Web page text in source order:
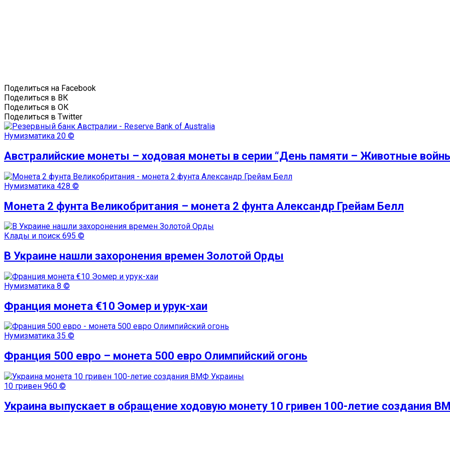
Поделиться на Facebook
Поделиться в ВК
Поделиться в ОК
Поделиться в Twitter
Нумизматика 20 ©
Австралийские монеты – ходовая монеты в серии “День памяти – Животные
Нумизматика 428 ©
Монета 2 фунта Великобритания – монета 2 фунта Александр Грейам Белл
Клады и поиск 695 ©
В Украине нашли захоронения времен Золотой Орды
Нумизматика 8 ©
Франция монета €10 Эомер и урук-хаи
Нумизматика 35 ©
Франция 500 евро – монета 500 евро Олимпийский огонь
10 гривен 960 ©
Украина выпускает в обращение ходовую монету 10 гривен 100-летие создания